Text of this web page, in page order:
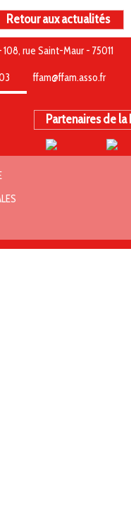
Retour aux actualités
rue Saint-Maur - 75011
03 ffam@ffam.asso.fr
Partenaires de la